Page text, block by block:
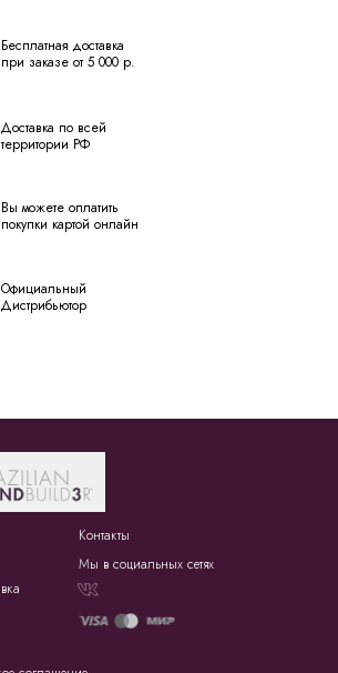
Официальный
Дистрибьютор
Вы можете оплатить
покупки картой онлайн
Доставка по всей
территории РФ
Бесплатная доставка
при заказе от 5 000 р.
Контакты
Мы в социальных сетях